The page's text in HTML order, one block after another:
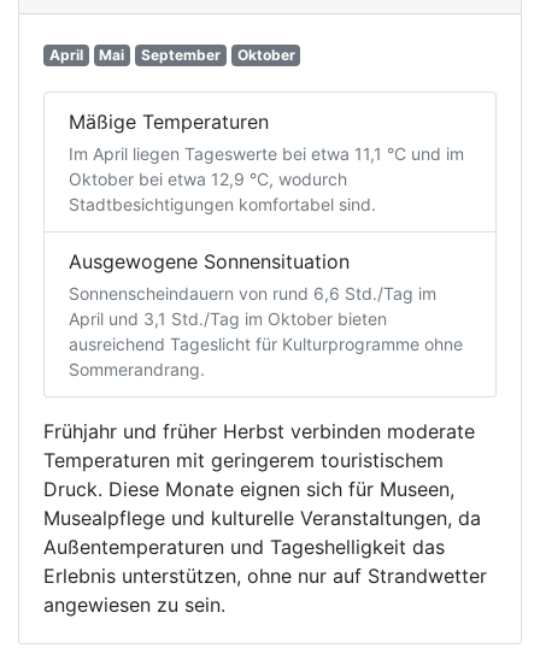
April Mai September Oktober
Mäßige Temperaturen
Im April liegen Tageswerte bei etwa 11,1 °C und im
Oktober bei etwa 12,9 °C, wodurch
Stadtbesichtigungen komfortabel sind.
Ausgewogene Sonnensituation
Sonnenscheindauern von rund 6,6 Std./Tag im
April und 3,1 Std./Tag im Oktober bieten
ausreichend Tageslicht für Kulturprogramme ohne
Sommerandrang.
Frühjahr und früher Herbst verbinden moderate
Temperaturen mit geringerem touristischem
Druck. Diese Monate eignen sich für Museen,
Musealpflege und kulturelle Veranstaltungen, da
Außentemperaturen und Tageshelligkeit das
Erlebnis unterstützen, ohne nur auf Strandwetter
angewiesen zu sein.